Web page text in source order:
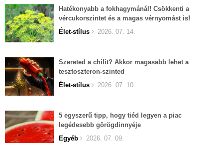
Hatékonyabb a fokhagymánál! Csökkenti a
vércukorszintet és a magas vérnyomást is!
Élet-stílus
2026. 07. 14.
Szereted a chilit? Akkor magasabb lehet a
tesztoszteron-szinted
Élet-stílus
2026. 07. 10.
5 egyszerű tipp, hogy tiéd legyen a piac
legédesebb görögdinnyéje
Egyéb
2026. 07. 09.